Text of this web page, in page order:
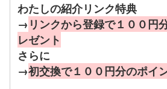
わたしの紹介リンク特典
→ リンクから登録で１００円
レゼント
さらに
→初交換で１００円分のポイ